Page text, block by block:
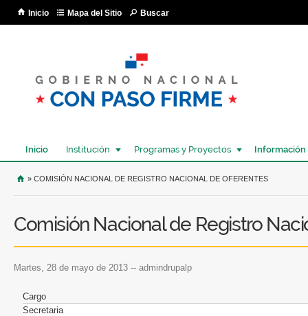
Inicio Mapa del Sitio Buscar
Inicio Institución Programas y Proyectos Información
USTED SE ENCUENTRA AQUÍ
» COMISIÓN NACIONAL DE REGISTRO NACIONAL DE OFERENTES
Comisión Nacional de Registro
martes, 28 de mayo de 2013 -- admindrupalp
Cargo
Secretaria